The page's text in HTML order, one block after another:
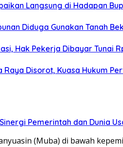
Langsung di Hadapan
Diduga Gunakan Tanah
Hak Pekerja Dibayar Tunai
Disorot, Kuasa Hukum
Pemerintah dan Dunia
(Muba) di bawah